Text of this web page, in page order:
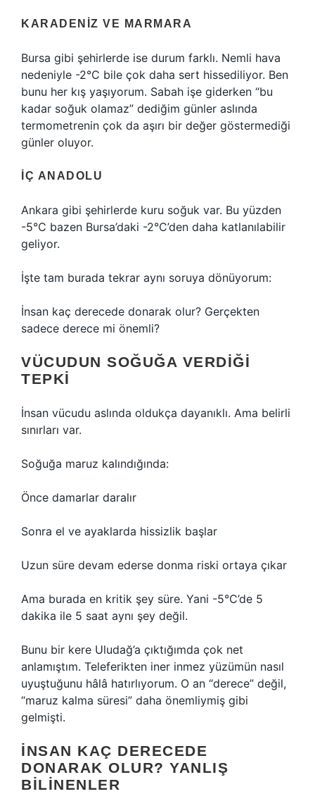
KARADENIZ VE MARMARA
Bursa gibi şehirlerde ise durum farklı. Nemli hava
nedeniyle -2°C bile çok daha sert hissediliyor. Ben
bunu her kış yaşıyorum. Sabah işe giderken “bu
kadar soğuk olamaz” dediğim günler aslında
termometrenin çok da aşırı bir değer göstermediği
günler oluyor.
İÇ ANADOLU
Ankara gibi şehirlerde kuru soğuk var. Bu yüzden
-5°C bazen Bursa’daki -2°C’den daha katlanılabilir
geliyor.
İşte tam burada tekrar aynı soruya dönüyorum:
İnsan kaç derecede donarak olur? Gerçekten
sadece derece mi önemli?
VÜCUDUN SOĞUĞA VERDIĞI
TEPKI
İnsan vücudu aslında oldukça dayanıklı. Ama belirli
sınırları var.
Soğuğa maruz kalındığında:
Önce damarlar daralır
Sonra el ve ayaklarda hissizlik başlar
Uzun süre devam ederse donma riski ortaya çıkar
Ama burada en kritik şey süre. Yani -5°C’de 5
dakika ile 5 saat aynı şey değil.
Bunu bir kere Uludağ’a çıktığımda çok net
anlamıştım. Teleferikten iner inmez yüzümün nasıl
uyuştuğunu hâlâ hatırlıyorum. O an “derece” değil,
“maruz kalma süresi” daha önemliymiş gibi
gelmişti.
İNSAN KAÇ DERECEDE
DONARAK OLUR? YANLIŞ
BILINENLER